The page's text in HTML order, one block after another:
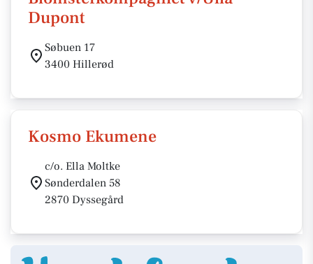
Dupont
Søbuen 17
3400 Hillerød
Kosmo Ekumene
c/o. Ella Moltke
Sønderdalen 58
2870 Dyssegård